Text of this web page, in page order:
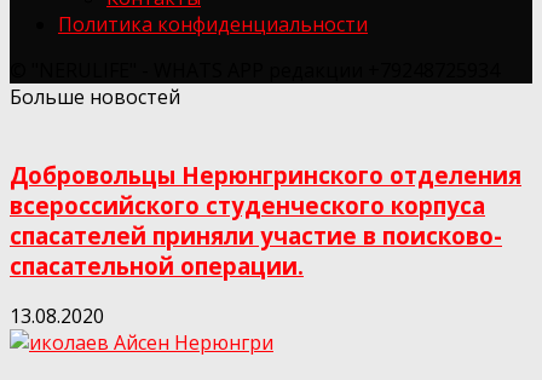
Политика конфиденциальности
Больше новостей
Добровольцы Нерюнгринского отделения
всероссийского студенческого корпуса
спасателей приняли участие в поисково-
спасательной операции.
13.08.2020